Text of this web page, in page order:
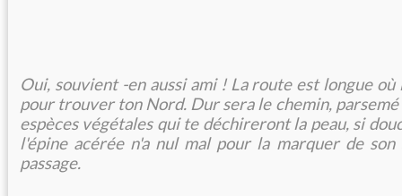
Oui, souvient -en aussi ami ! La route est longue
pour trouver ton Nord. Dur sera le chemin,
espèces végétales qui te déchireront la peau, si
l'épine acérée n'a nul mal pour la marquer de son
passage.